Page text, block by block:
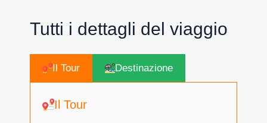
Tutti i dettagli del viaggio
Il Tour Destinazione
Il Tour